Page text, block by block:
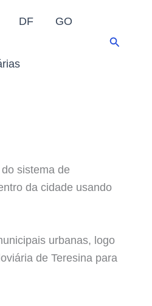
DF GO
Pesquisar
sistema de
da cidade usando
urbanas, logo
de Teresina para